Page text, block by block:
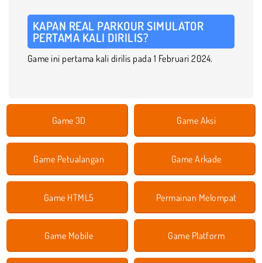
KAPAN REAL PARKOUR SIMULATOR
PERTAMA KALI DIRILIS?
Game ini pertama kali dirilis pada 1 Februari 2024.
Game 3D Game Aksi
Game Petualangan Game Arkade
Game HTML5 Permainan Melompat
Game Mobile Game Platform